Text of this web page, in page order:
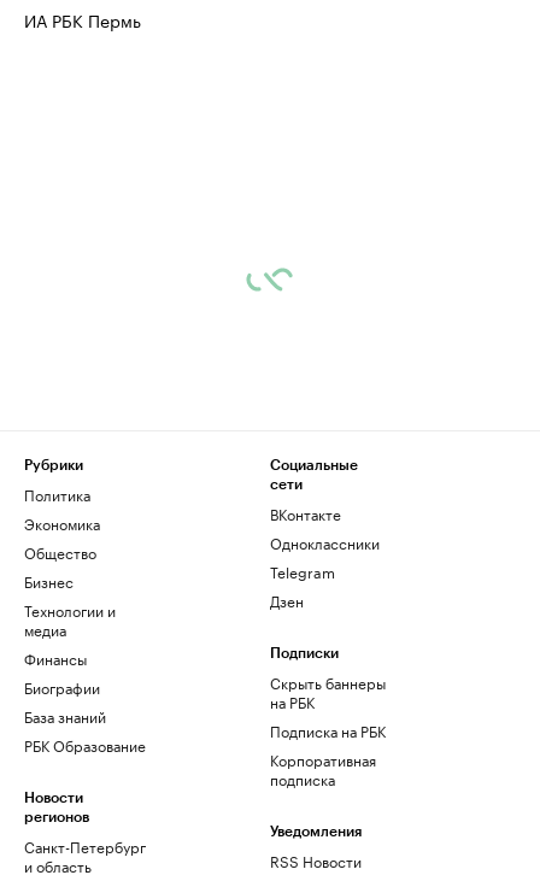
ИА РБК Пермь
Рубрики
Политика
Экономика
Общество
Бизнес
Технологии и
медиа
Финансы
Биографии
База знаний
РБК Образование
Новости
регионов
Санкт-Петербург
и область
Социальные
сети
ВКонтакте
Одноклассники
Telegram
Дзен
Подписки
Скрыть баннеры
на РБК
Подписка на РБК
Корпоративная
подписка
Уведомления
RSS Новости